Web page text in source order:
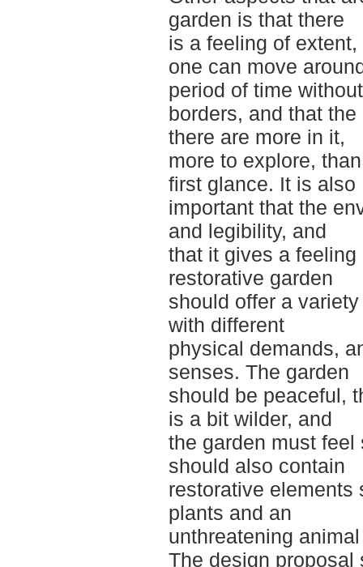
garden is that there
is a feeling of extent,
one can move
period of time
borders, and that
there are more in it,
more to explore,
first glance. It is also
important that the
and legibility, and
that it gives a
restorative garden
should offer a
with different
physical demands,
senses. The garden
should be peaceful,
is a bit wilder, and
the garden must feel
should also contain
restorative elements
plants and an
unthreatening
The design proposal